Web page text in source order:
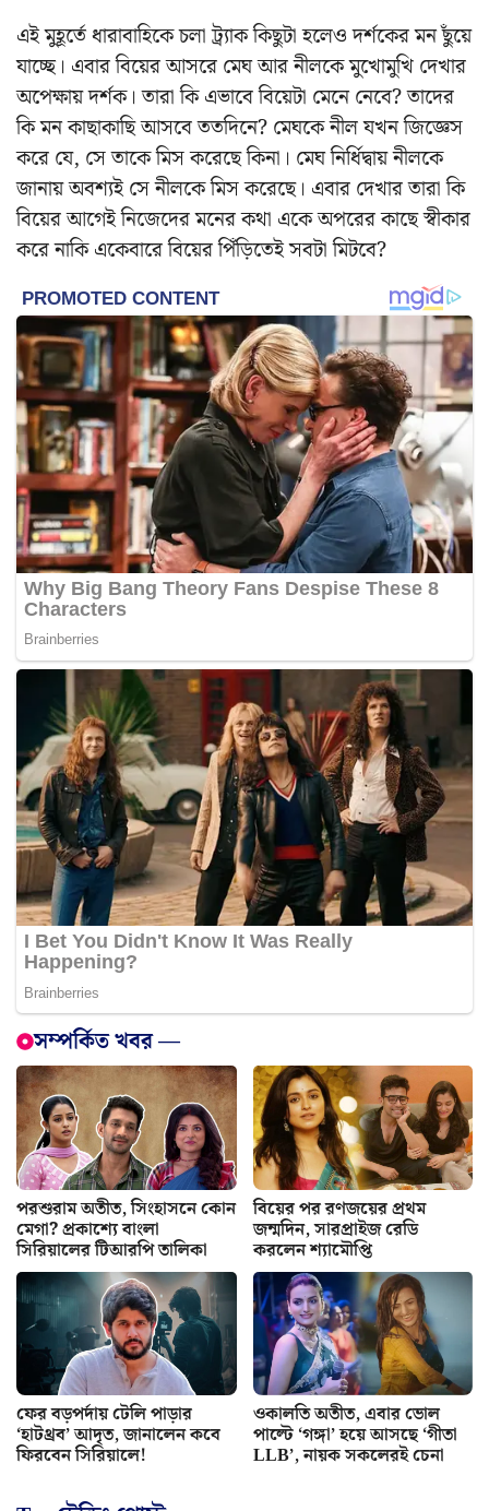
এই মুহূর্তে ধারাবাহিকে চলা ট্র্যাক কিছুটা হলেও দর্শকের মন ছুঁয়ে
যাচ্ছে। এবার বিয়ের আসরে মেঘ আর নীলকে মুখোমুখি দেখার
অপেক্ষায় দর্শক। তারা কি এভাবে বিয়েটা মেনে নেবে? তাদের
কি মন কাছাকাছি আসবে ততদিনে? মেঘকে নীল যখন জিজ্ঞেস
করে যে, সে তাকে মিস করেছে কিনা। মেঘ নির্ধিদ্বায় নীলকে
জানায় অবশ্যই সে নীলকে মিস করেছে। এবার দেখার তারা কি
বিয়ের আগেই নিজেদের মনের কথা একে অপরের কাছে স্বীকার
করে নাকি একেবারে বিয়ের পিঁড়িতেই সবটা মিটবে?
সম্পর্কিত খবর —
পরশুরাম অতীত, সিংহাসনে কোন
মেগা? প্রকাশ্যে বাংলা
সিরিয়ালের টিআরপি তালিকা
বিয়ের পর রণজয়ের প্রথম
জন্মদিন, সারপ্রাইজ রেডি
করলেন শ্যামৌপ্তি
ফের বড়পর্দায় টেলি পাড়ার
‘হাটথ্রব’ আদৃত, জানালেন কবে
ফিরবেন সিরিয়ালে!
ওকালতি অতীত, এবার ভোল
পাল্টে ‘গঙ্গা’ হয়ে আসছে ‘গীতা
LLB’, নায়ক সকলেরই চেনা